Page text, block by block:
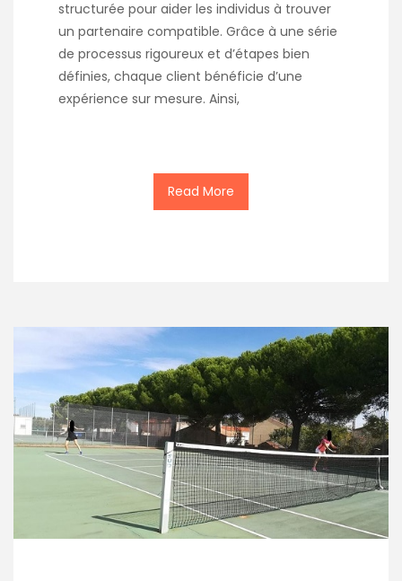
structurée pour aider les individus à trouver
un partenaire compatible. Grâce à une série
de processus rigoureux et d’étapes bien
définies, chaque client bénéficie d’une
expérience sur mesure. Ainsi,
Read More